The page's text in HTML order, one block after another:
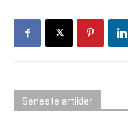
Seneste artikler